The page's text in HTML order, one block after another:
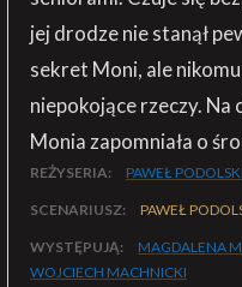
jej drodze nie stanął
sekret Moni, ale
niepokojące rzeczy. Na
Monia zapomniała o
REŻYSERIA: PAWEŁ PODOLSKI
SCENARIUSZ: PAWEŁ
WYSTĘPUJĄ: MAGDALENA
WOJCIECH MACHNICKI